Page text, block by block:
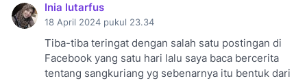
Inia lutarfus
18 April 2024 pukul 23.34
Tiba-tiba teringat dengan salah satu postingan di
Facebook yang satu hari lalu saya baca bercerita
tentang sangkuriang yg sebenarnya itu bentuk dari